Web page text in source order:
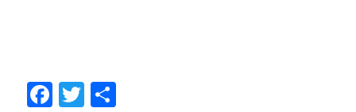
Facebook
Twitter